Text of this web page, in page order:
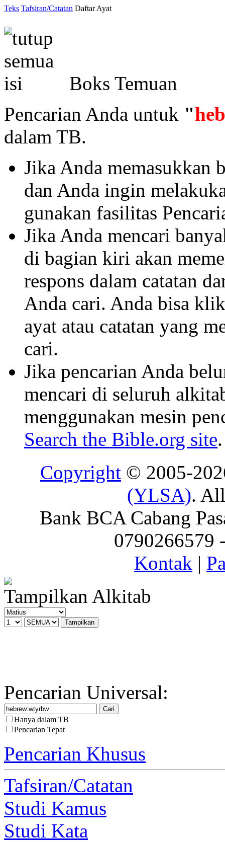
Teks Tafsiran/Catatan Daftar Ayat
Boks Temuan
Pencarian Anda untuk "
dalam TB.
Jika Anda memasukkan
dan Anda ingin
gunakan fasilitas
Jika Anda mencari
di bagian kiri akan
respons dalam catatan
Anda cari. Anda bisa
ayat atau catatan yang
cari.
Jika pencarian Anda
mencari di seluruh
menggunakan mesin
Search the Bible.org site.
Copyright © 2005-
(YLSA).
Bank BCA Cabang
0790266579
Kontak |
Tampilkan Alkitab
Pencarian Universal:
Hanya dalam TB
Pencarian Tepat
Pencarian Khusus
Tafsiran/Catatan
Studi Kamus
Studi Kata